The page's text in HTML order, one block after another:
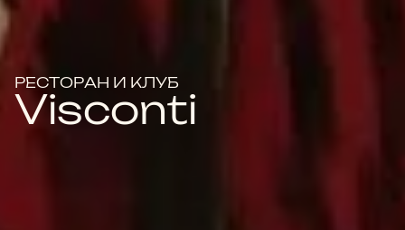
РЕСТОРАН И КЛУБ
Visconti